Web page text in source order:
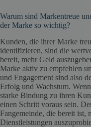
Warum sind Markentreue
der Marke so wichtig?
Kunden, die ihrer Marke
identifizieren, sind die
bereit, mehr Geld
Marke aktiv zu empfehlen
und Engagement sind also
Erfolg und Wachstum.
starke Bindung zu ihren
einen Schritt voraus sein.
Fangemeinde, die bereit ist,
Dienstleistungen